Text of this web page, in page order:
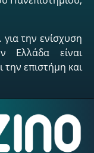
την ενίσχυση
Ελλάδα είναι
την επιστήμη και